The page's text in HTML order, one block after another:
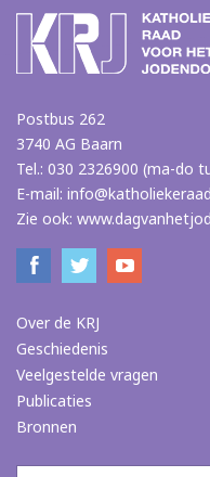
Postbus 262
3740 AG Baarn
Tel.: 030 2326900 (ma-do
E-mail:
Zie ook:
Over de KRJ
Geschiedenis
Veelgestelde vragen
Publicaties
Bronnen